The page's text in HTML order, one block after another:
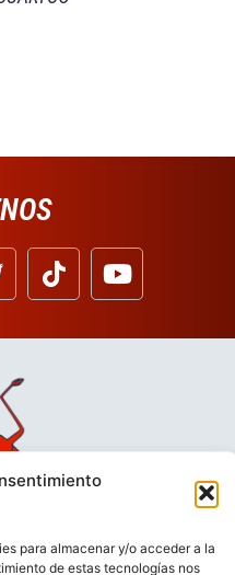
para almacenar y/o acceder a la
de estas tecnologías nos